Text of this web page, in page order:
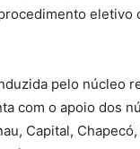
eletivo
pelo núcleo
com o apoio dos
Capital,